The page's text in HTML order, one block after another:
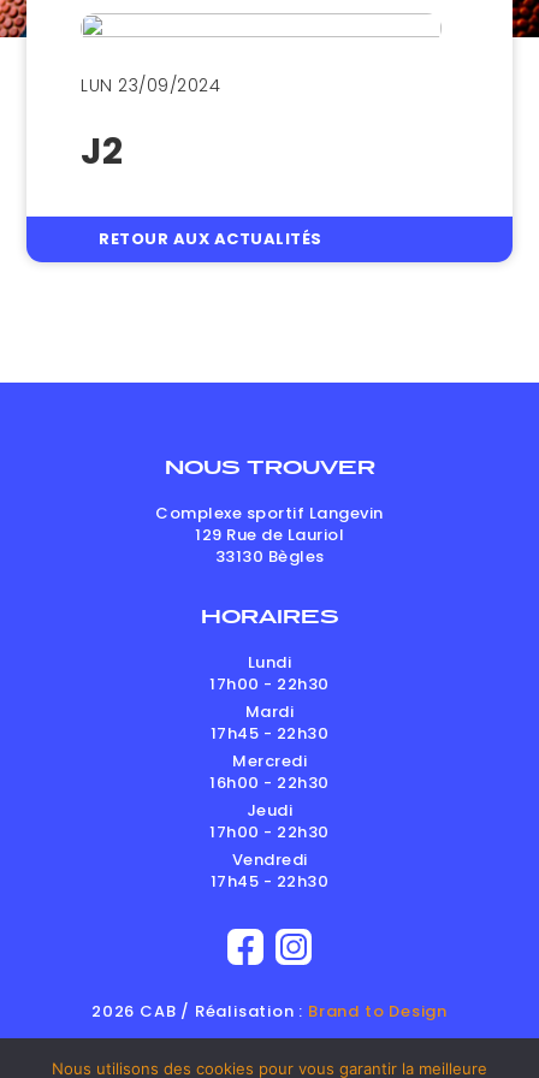
LUN 23/09/2024
J2
RETOUR AUX ACTUALITÉS
NOUS TROUVER
Complexe sportif Langevin
129 Rue de Lauriol
33130 Bègles
HORAIRES
Lundi
17h00 - 22h30
Mardi
17h45 - 22h30
Mercredi
16h00 - 22h30
Jeudi
17h00 - 22h30
Vendredi
17h45 - 22h30
2026 CAB / Réalisation : Brand to Design
Nous utilisons des cookies pour vous garantir la meilleure